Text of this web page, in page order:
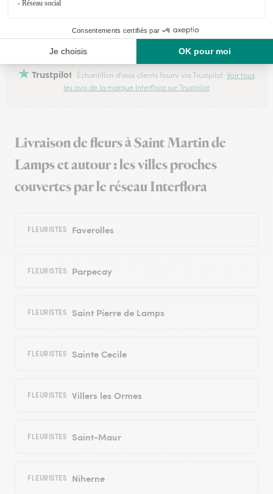
elle a fini par trouver en insistant puis message personnel
23/06/2026
Trustpilot Échantillon d'avis clients fourni via Trustpilot. Voir tous
les avis de la marque Interflora sur Trustpilot
Livraison de fleurs à Saint Martin de
Lamps et autour : les villes proches
couvertes par le réseau Interflora
FLEURISTES Faverolles
FLEURISTES Parpecay
FLEURISTES Saint Pierre de Lamps
FLEURISTES Sainte Cecile
FLEURISTES Villers les Ormes
FLEURISTES Saint-Maur
FLEURISTES Niherne